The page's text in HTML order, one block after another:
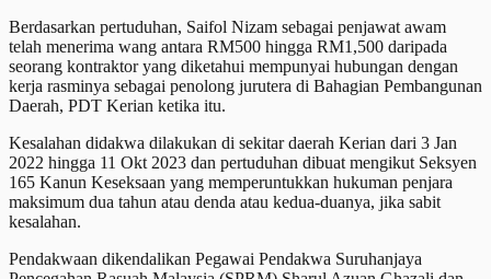
Berdasarkan pertuduhan, Saifol Nizam sebagai penjawat awam
telah menerima wang antara RM500 hingga RM1,500 daripada
seorang kontraktor yang diketahui mempunyai hubungan dengan
kerja rasminya sebagai penolong jurutera di Bahagian Pembangunan
Daerah, PDT Kerian ketika itu.
Kesalahan didakwa dilakukan di sekitar daerah Kerian dari 3 Jan
2022 hingga 11 Okt 2023 dan pertuduhan dibuat mengikut Seksyen
165 Kanun Keseksaan yang memperuntukkan hukuman penjara
maksimum dua tahun atau denda atau kedua-duanya, jika sabit
kesalahan.
Pendakwaan dikendalikan Pegawai Pendakwa Suruhanjaya